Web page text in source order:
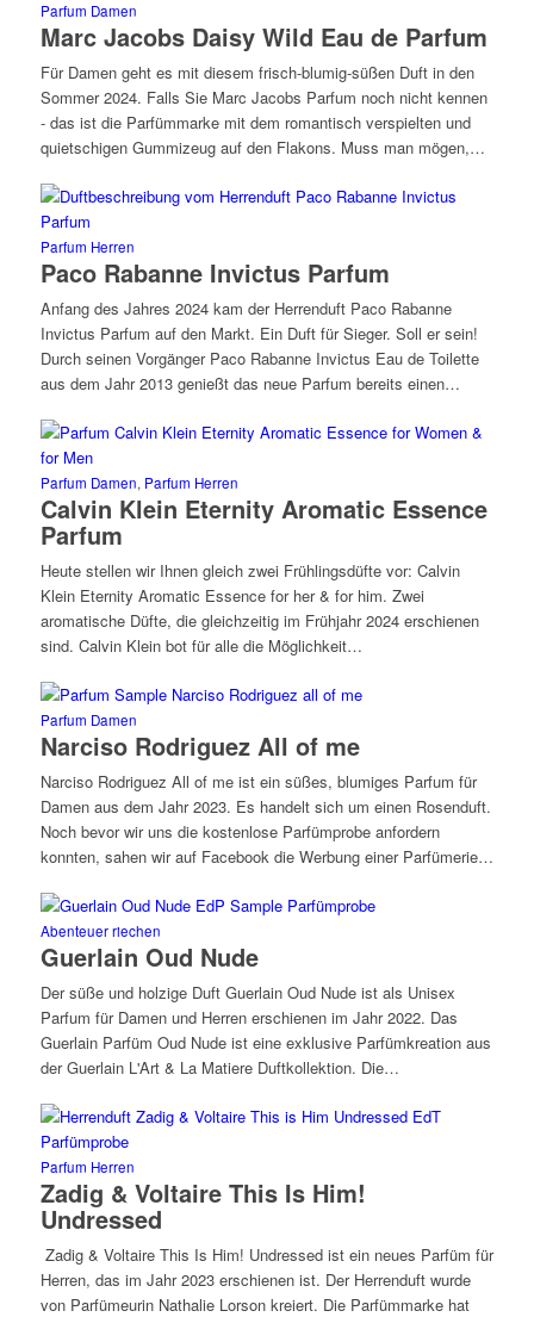
Parfum Damen
Marc Jacobs Daisy Wild Eau de Parfum
Für Damen geht es mit diesem frisch-blumig-süßen Duft in den
Sommer 2024. Falls Sie Marc Jacobs Parfum noch nicht kennen
- das ist die Parfümmarke mit dem romantisch verspielten und
quietschigen Gummizeug auf den Flakons. Muss man mögen,…
Parfum Herren
Paco Rabanne Invictus Parfum
Anfang des Jahres 2024 kam der Herrenduft Paco Rabanne
Invictus Parfum auf den Markt. Ein Duft für Sieger. Soll er sein!
Durch seinen Vorgänger Paco Rabanne Invictus Eau de Toilette
aus dem Jahr 2013 genießt das neue Parfum bereits einen…
Parfum Damen, Parfum Herren
Calvin Klein Eternity Aromatic Essence
Parfum
Heute stellen wir Ihnen gleich zwei Frühlingsdüfte vor: Calvin
Klein Eternity Aromatic Essence for her & for him. Zwei
aromatische Düfte, die gleichzeitig im Frühjahr 2024 erschienen
sind. Calvin Klein bot für alle die Möglichkeit…
Parfum Damen
Narciso Rodriguez All of me
Narciso Rodriguez All of me ist ein süßes, blumiges Parfum für
Damen aus dem Jahr 2023. Es handelt sich um einen Rosenduft.
Noch bevor wir uns die kostenlose Parfümprobe anfordern
konnten, sahen wir auf Facebook die Werbung einer Parfümerie…
Abenteuer riechen
Guerlain Oud Nude
Der süße und holzige Duft Guerlain Oud Nude ist als Unisex
Parfum für Damen und Herren erschienen im Jahr 2022. Das
Guerlain Parfüm Oud Nude ist eine exklusive Parfümkreation aus
der Guerlain L'Art & La Matiere Duftkollektion. Die…
Parfum Herren
Zadig & Voltaire This Is Him!
Undressed
Zadig & Voltaire This Is Him! Undressed ist ein neues Parfüm für
Herren, das im Jahr 2023 erschienen ist. Der Herrenduft wurde
von Parfümeurin Nathalie Lorson kreiert. Die Parfümmarke hat